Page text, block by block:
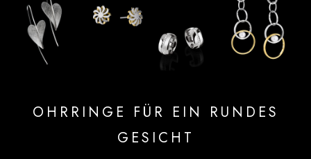
OHRRINGE FÜR EIN RUNDES
GESICHT